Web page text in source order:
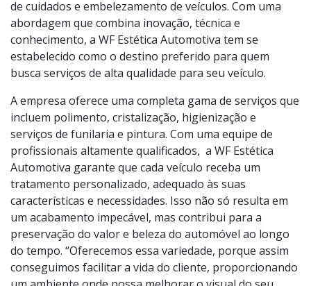
Situada em Indaiatuba desde 2022, a WF Estética
Automotiva se destaca como uma referência no setor
de cuidados e embelezamento de veículos. Com uma
abordagem que combina inovação, técnica e
conhecimento, a WF Estética Automotiva tem se
estabelecido como o destino preferido para quem
busca serviços de alta qualidade para seu veículo.
A empresa oferece uma completa gama de serviços que
incluem polimento, cristalização, higienização e
serviços de funilaria e pintura. Com uma equipe de
profissionais altamente qualificados, a WF Estética
Automotiva garante que cada veículo receba um
tratamento personalizado, adequado às suas
características e necessidades. Isso não só resulta em
um acabamento impecável, mas contribui para a
preservação do valor e beleza do automóvel ao longo